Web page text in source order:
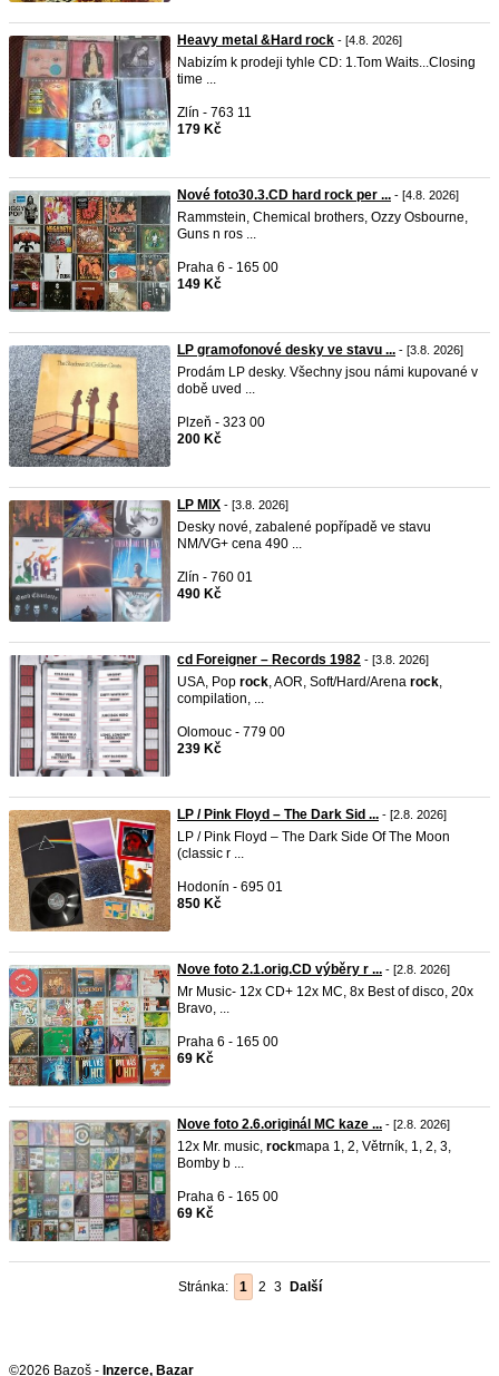
Heavy metal &Hard rock - [4.8. 2026]
Nabizím k prodeji tyhle CD: 1.Tom Waits...Closing
time ...
Zlín - 763 11
179 Kč
Nové foto30.3.CD hard rock per ... - [4.8. 2026]
Rammstein, Chemical brothers, Ozzy Osbourne,
Guns n ros ...
Praha 6 - 165 00
149 Kč
LP gramofonové desky ve stavu ... - [3.8. 2026]
Prodám LP desky. Všechny jsou námi kupované v
době uved ...
Plzeň - 323 00
200 Kč
LP MIX - [3.8. 2026]
Desky nové, zabalené popřípadě ve stavu
NM/VG+ cena 490 ...
Zlín - 760 01
490 Kč
cd Foreigner – Records 1982 - [3.8. 2026]
USA, Pop rock, AOR, Soft/Hard/Arena rock,
compilation, ...
Olomouc - 779 00
239 Kč
LP / Pink Floyd – The Dark Sid ... - [2.8. 2026]
LP / Pink Floyd – The Dark Side Of The Moon
(classic r ...
Hodonín - 695 01
850 Kč
Nove foto 2.1.orig.CD výběry r ... - [2.8. 2026]
Mr Music- 12x CD+ 12x MC, 8x Best of disco, 20x
Bravo, ...
Praha 6 - 165 00
69 Kč
Nove foto 2.6.originál MC kaze ... - [2.8. 2026]
12x Mr. music, rockmapa 1, 2, Větrník, 1, 2, 3,
Bomby b ...
Praha 6 - 165 00
69 Kč
Stránka: 1 2 3 Další
©2026 Bazoš - Inzerce, Bazar